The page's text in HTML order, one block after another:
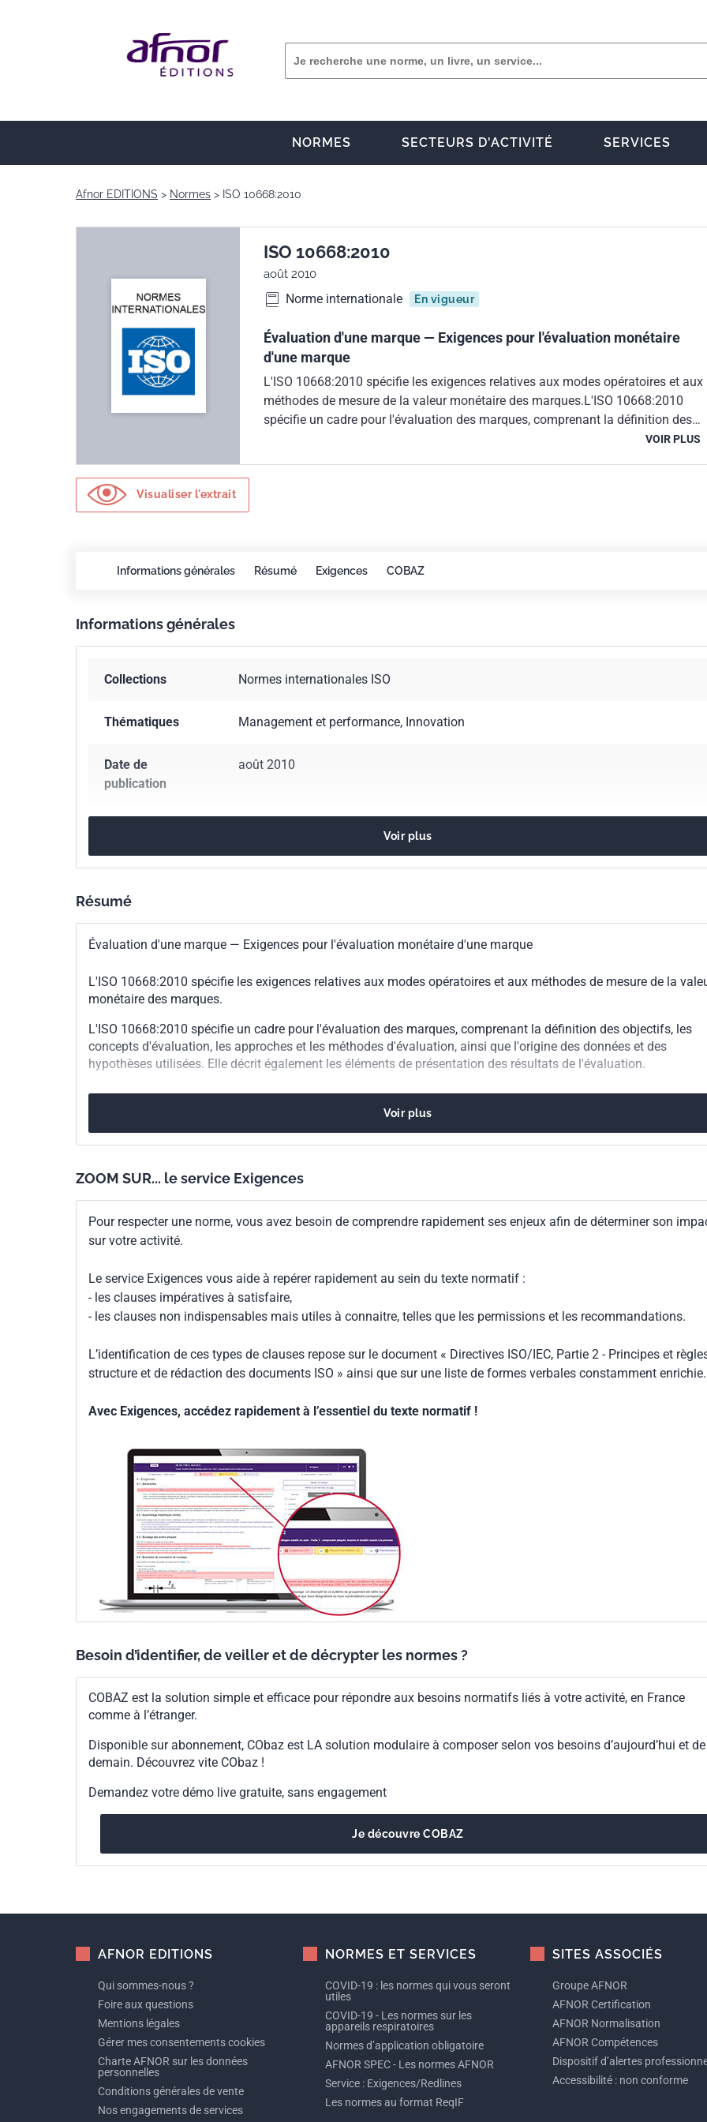
NORMES SECTEURS D'ACTIVITÉ SERVICES
Afnor EDITIONS Normes ISO 10668:2010
ISO 10668:2010
août 2010
Norme internationale En vigueur
Évaluation d'une marque — Exigences pour l'évaluation monétaire
d'une marque
L'ISO 10668:2010 spécifie les exigences relatives aux modes opératoires et aux
méthodes de mesure de la valeur monétaire des marques.L'ISO 10668:2010
spécifie un cadre pour l'évaluation des marques, comprenant la définition des
objectifs, les concepts d'évaluation, les approches et les méthodes d'évaluation,
VOIR PLUS
Visualiser l'extrait
Informations générales Résumé Exigences COBAZ
Informations générales
Collections Normes internationales ISO
Thématiques Management et performance, Innovation
Date de
publication
août 2010
Référence ISO 10668:2010
Codes ICS
Numéro de tirage 1 - août 2010
Voir plus
Résumé
Évaluation d'une marque — Exigences pour l'évaluation monétaire d'une marque
L'ISO 10668:2010 spécifie les exigences relatives aux modes opératoires et aux méthodes de mesure de la
monétaire des marques.
L'ISO 10668:2010 spécifie un cadre pour l'évaluation des marques, comprenant la définition des objectifs, les
concepts d'évaluation, les approches et les méthodes d'évaluation, ainsi que l'origine des données et des
hypothèses utilisées. Elle décrit également les éléments de présentation des résultats de l'évaluation.
Voir plus
ZOOM SUR... le service Exigences
Pour respecter une norme, vous avez besoin de comprendre rapidement ses enjeux afin de déterminer son
sur votre activité.
Le service Exigences vous aide à repérer rapidement au sein du texte normatif :
- les clauses impératives à satisfaire,
- les clauses non indispensables mais utiles à connaitre, telles que les permissions et les recommandations.
L’identification de ces types de clauses repose sur le document « Directives ISO/IEC, Partie 2 - Principes et
structure et de rédaction des documents ISO » ainsi que sur une liste de formes verbales constamment enrichie.
Avec Exigences, accédez rapidement à l’essentiel du texte normatif !
Besoin d’identifier, de veiller et de décrypter les normes ?
COBAZ est la solution simple et efficace pour répondre aux besoins normatifs liés à votre activité, en France
comme à l’étranger.
Disponible sur abonnement, CObaz est LA solution modulaire à composer selon vos besoins d’aujourd’hui et de
demain. Découvrez vite CObaz !
Demandez votre démo live gratuite, sans engagement
Je découvre COBAZ
AFNOR EDITIONS
Qui sommes-nous ?
Foire aux questions
Mentions légales
Gérer mes consentements cookies
Charte AFNOR sur les données
personnelles
Conditions générales de vente
Nos engagements de services
NORMES ET SERVICES
COVID-19 : les normes qui vous seront
utiles
COVID-19 - Les normes sur les
appareils respiratoires
Normes d’application obligatoire
AFNOR SPEC - Les normes AFNOR
Service : Exigences/Redlines
Les normes au format ReqIF
SITES ASSOCIÉS
Groupe AFNOR
AFNOR Certification
AFNOR Normalisation
AFNOR Compétences
Dispositif d’alertes
Accessibilité : non conforme